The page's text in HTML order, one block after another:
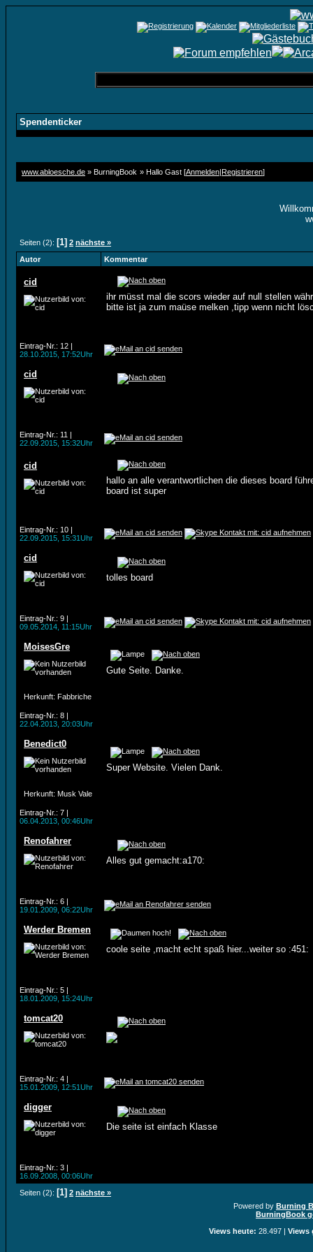
Spendenticker
www.abloesche.de » BurningBook » Hallo Gast [Anmelden|Registrieren]
Seiten (2): [1] 2 nächste »
Autor
Kommentar
cid
ihr müsst mal die scors wieder auf null stellen
bitte ist ja zum maüse melken ,tipp wenn nicht
Eintrag-Nr.: 12 |
28.10.2015, 17:52Uhr
cid
Eintrag-Nr.: 11 |
22.09.2015, 15:32Uhr
cid
hallo an alle verantwortlichen die dieses board
board ist super
Eintrag-Nr.: 10 |
22.09.2015, 15:31Uhr
cid
tolles board
Eintrag-Nr.: 9 |
09.05.2014, 11:15Uhr
MoisesGre
Herkunft: Fabbriche
Gute Seite. Danke.
Eintrag-Nr.: 8 |
22.04.2013, 20:03Uhr
Benedict0
Herkunft: Musk Vale
Super Website. Vielen Dank.
Eintrag-Nr.: 7 |
06.04.2013, 00:46Uhr
Renofahrer
Alles gut gemacht:a170:
Eintrag-Nr.: 6 |
19.01.2009, 06:22Uhr
Werder Bremen
coole seite ,macht echt spaß hier...weiter so :451:
Eintrag-Nr.: 5 |
18.01.2009, 15:24Uhr
tomcat20
Eintrag-Nr.: 4 |
15.01.2009, 12:51Uhr
digger
Die seite ist einfach Klasse
Eintrag-Nr.: 3 |
16.09.2008, 00:06Uhr
Seiten (2): [1] 2 nächste »
Powered by Burning
BurningBook
Views heute: 28.497 | Views